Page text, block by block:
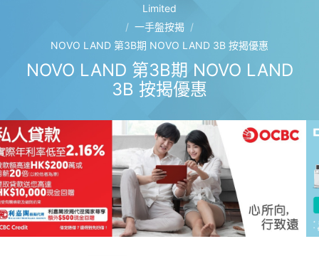
Limited
/ 一手盤按揭 /
NOVO LAND 第3B期 NOVO LAND 3B 按揭優惠
NOVO LAND 第3B期 NOVO LAND
3B 按揭優惠